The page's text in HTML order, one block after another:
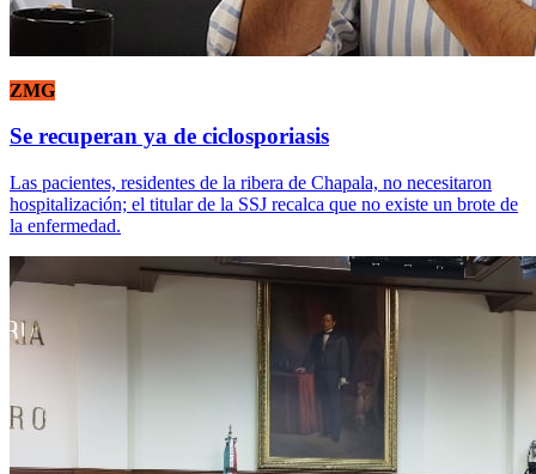
ZMG
Se recuperan ya de ciclosporiasis
Las pacientes, residentes de la ribera de Chapala, no necesitaron
hospitalización; el titular de la SSJ recalca que no existe un brote de
la enfermedad.